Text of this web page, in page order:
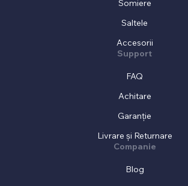
Somiere
Saltele
Accesorii
Support
FAQ
Achitare
Garanție
Livrare și Returnare
Companie
Blog